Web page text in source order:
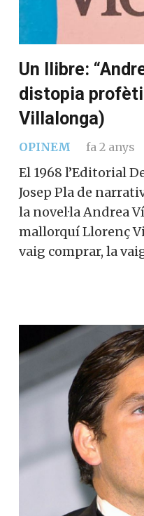
Un llibre:
distopia
Villalonga)
OPINEM fa 2 anys
El 1968 l’Editorial
Josep Pla de
la novel·la Andrea
mallorquí Llorenç
vaig comprar, la